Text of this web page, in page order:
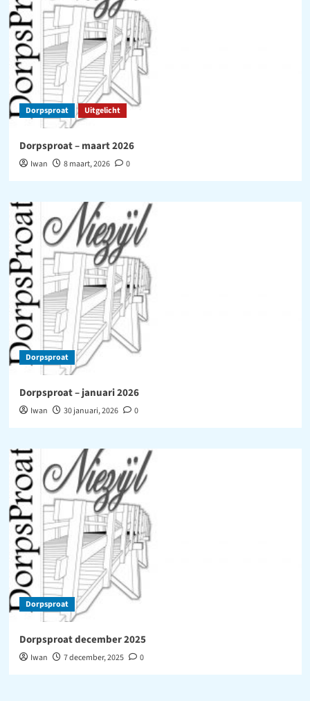
Dorpsproat Uitgelicht
Dorpsproat – maart 2026
Iwan 8 maart, 2026 0
Dorpsproat
Dorpsproat – januari 2026
Iwan 30 januari, 2026 0
Dorpsproat
Dorpsproat december 2025
Iwan 7 december, 2025 0